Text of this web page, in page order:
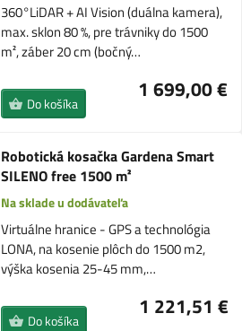
360°LiDAR + AI Vision (duálna kamera),
max. sklon 80 %, pre trávniky do 1500
m², záber 20 cm (bočný…
1 699,00 €
Do košíka
Robotická kosačka Gardena Smart
SILENO free 1500 m²
Na sklade u dodávateľa
Virtuálne hranice - GPS a technológia
LONA, na kosenie plôch do 1500 m2,
výška kosenia 25-45 mm,…
1 221,51 €
Do košíka